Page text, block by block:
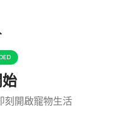
刻開啟寵物生活